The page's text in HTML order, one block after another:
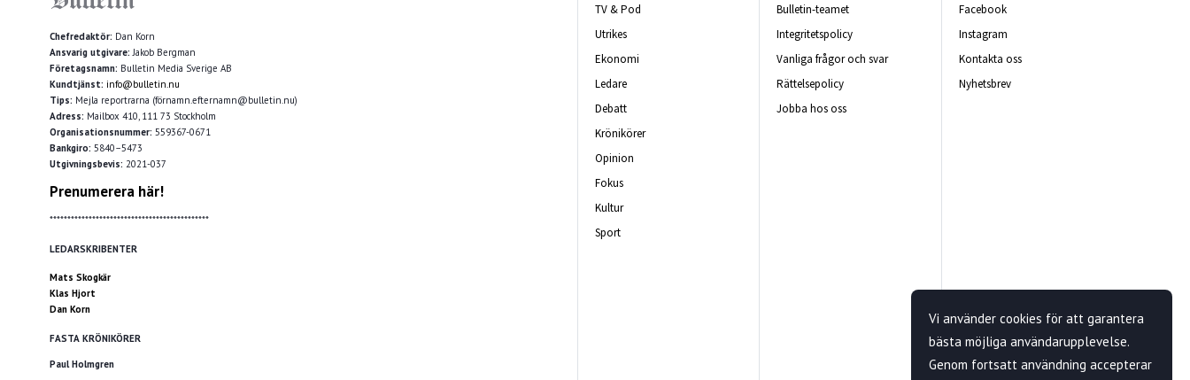
Chefredaktör: Dan Korn
Ansvarig utgivare: Jakob Bergman
Företagsnamn: Bulletin Media Sverige AB
Kundtjänst: info@bulletin.nu
Tips: Mejla reportrarna (förnamn.efternamn@bulletin.nu)
Adress: Mailbox 410, 111 73 Stockholm
Organisationsnummer: 559367-0671
Bankgiro: 5840–5473
Utgivningsbevis: 2021-037
Prenumerera här!
*********************************************
LEDARSKRIBENTER
Mats Skogkär
Klas Hjort
Dan Korn
FASTA KRÖNIKÖRER
Paul Holmgren
TV & Pod
Utrikes
Ekonomi
Ledare
Debatt
Krönikörer
Opinion
Fokus
Kultur
Sport
Bulletin-teamet
Integritetspolicy
Vanliga frågor och svar
Rättelsepolicy
Jobba hos oss
Facebook
Instagram
Kontakta oss
Nyhetsbrev
Vi använder cookies för att garantera
bästa möjliga användarupplevelse.
Genom fortsatt användning accepterar